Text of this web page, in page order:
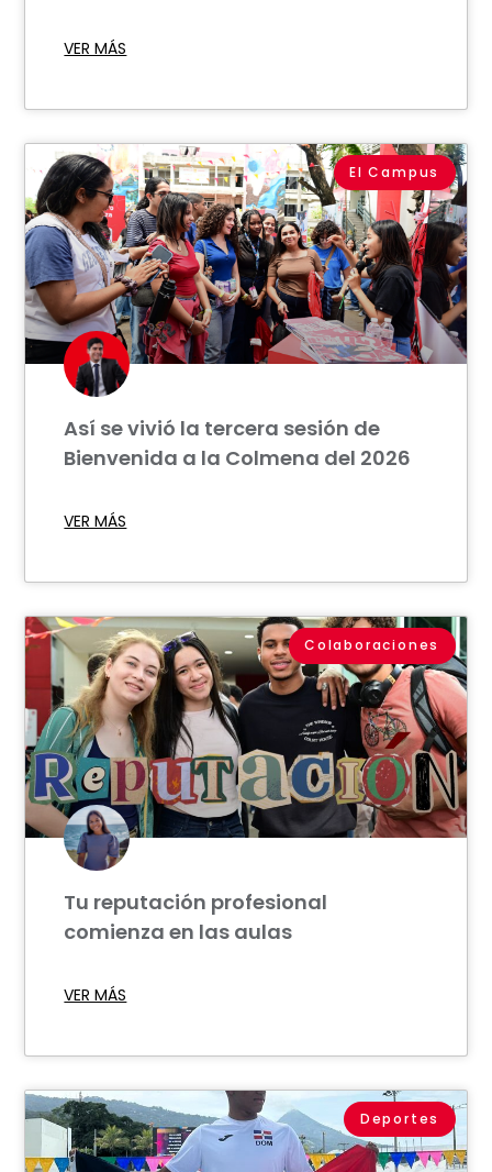
VER MÁS
El Campus
Así se vivió la tercera sesión de
Bienvenida a la Colmena del 2026
VER MÁS
Colaboraciones
Tu reputación profesional
comienza en las aulas
VER MÁS
Deportes